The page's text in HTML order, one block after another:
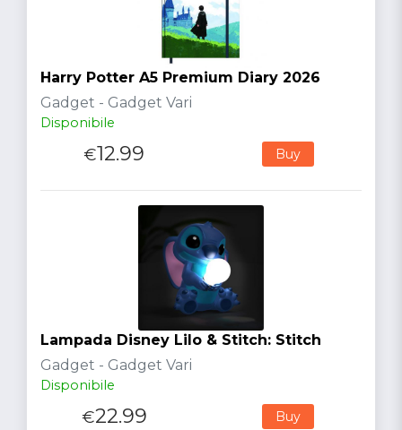
Harry Potter A5 Premium Diary 2026
Gadget - Gadget Vari
Disponibile
€12.99 Buy
Lampada Disney Lilo & Stitch: Stitch
Gadget - Gadget Vari
Disponibile
€22.99 Buy